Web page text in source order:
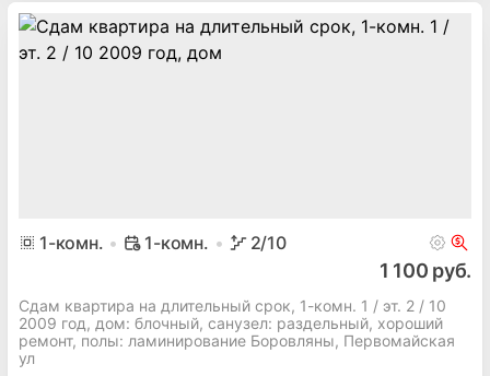
1-комн. 1-комн. 2/10
1 100 руб.
Сдам квартира на длительный срок, 1-комн. 1 / эт. 2 / 10
2009 год, дом: блочный, cанузел: раздельный, хороший
ремонт, полы: ламинирование Боровляны, Первомайская
ул